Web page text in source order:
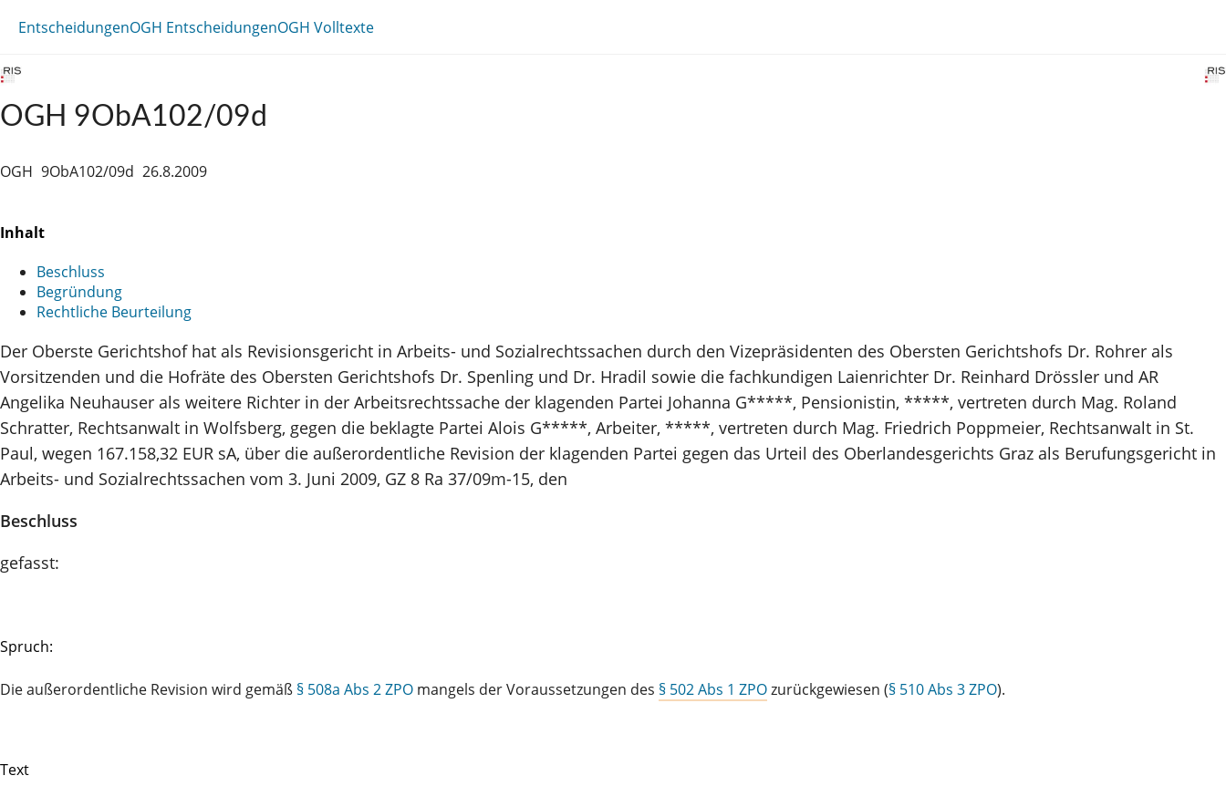
EntscheidungenOGH EntscheidungenOGH Volltexte
OGH 9ObA102/09d
OGH 9ObA102/09d 26.8.2009
Inhalt
Beschluss
Begründung
Rechtliche Beurteilung
Der Oberste Gerichtshof hat als Revisionsgericht in Arbeits- und Sozialrechtssachen durch den Vizepräsidenten des Obersten Gerichtshofs Dr. Rohrer als
Vorsitzenden und die Hofräte des Obersten Gerichtshofs Dr. Spenling und Dr. Hradil sowie die fachkundigen Laienrichter Dr. Reinhard Drössler und AR
Angelika Neuhauser als weitere Richter in der Arbeitsrechtssache der klagenden Partei Johanna G*****, Pensionistin, *****, vertreten durch Mag. Roland
Schratter, Rechtsanwalt in Wolfsberg, gegen die beklagte Partei Alois G*****, Arbeiter, *****, vertreten durch Mag. Friedrich Poppmeier, Rechtsanwalt in St.
Paul, wegen 167.158,32 EUR sA, über die außerordentliche Revision der klagenden Partei gegen das Urteil des Oberlandesgerichts Graz als Berufungsgericht in
Arbeits- und Sozialrechtssachen vom 3. Juni 2009, GZ 8 Ra 37/09m-15, den
Beschluss
gefasst:
Spruch:
Die außerordentliche Revision wird gemäß § 508a Abs 2 ZPO mangels der Voraussetzungen des § 502 Abs 1 ZPOzurückgewiesen (§ 510 Abs 3 ZPO).
Text